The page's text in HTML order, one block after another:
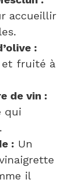
accueillir
:
et fruité à
de vin :
qui
: Un
il